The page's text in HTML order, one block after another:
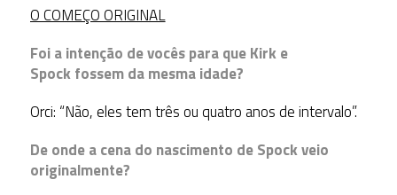
O COMEÇO ORIGINAL
Foi a intenção de vocês para que Kirk e
Spock fossem da mesma idade?
Orci: “Não, eles tem três ou quatro anos de intervalo”.
De onde a cena do nascimento de Spock veio
originalmente?